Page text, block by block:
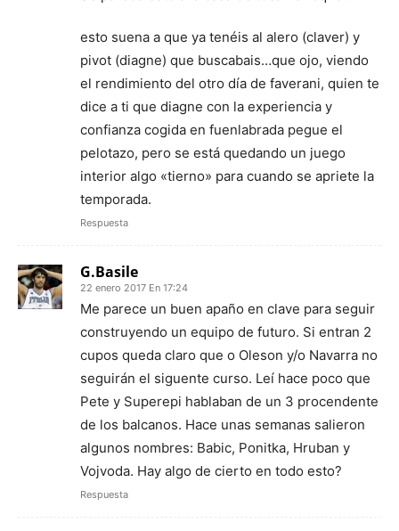
esto suena a que ya tenéis al alero (claver) y
pivot (diagne) que buscabais…que ojo, viendo
el rendimiento del otro día de faverani, quien te
dice a ti que diagne con la experiencia y
confianza cogida en fuenlabrada pegue el
pelotazo, pero se está quedando un juego
interior algo «tierno» para cuando se apriete la
temporada.
Respuesta
G.Basile
22 enero 2017 En 17:24
Me parece un buen apaño en clave para seguir
construyendo un equipo de futuro. Si entran 2
cupos queda claro que o Oleson y/o Navarra no
seguirán el siguente curso. Leí hace poco que
Pete y Superepi hablaban de un 3 procendente
de los balcanos. Hace unas semanas salieron
algunos nombres: Babic, Ponitka, Hruban y
Vojvoda. Hay algo de cierto en todo esto?
Respuesta